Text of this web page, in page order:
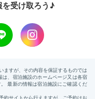
を受け取ろう♪